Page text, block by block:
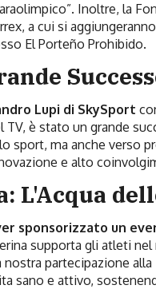
Inoltre, la
a cui si
El Porteño Prohibido.
Lupi di SkySport
TV, è stato un grande
sport, ma anche verso
e alto
L'Acqua
sponsorizzato un
supporta gli atleti
nostra partecipazione
sano e attivo,